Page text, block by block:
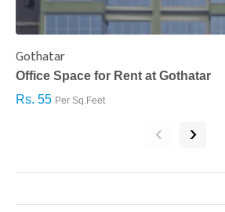
Gothatar
Office Space for Rent at Gothatar
Rs. 55 Per Sq.Feet
‹ ›